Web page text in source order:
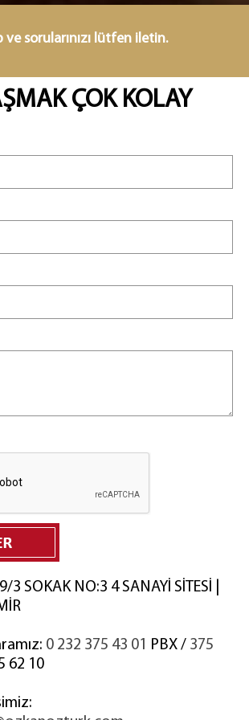
ve sorularınızı lütfen iletin.
ÇOK KOLAY
SOKAK NO:3 4 SANAYİ SİTESİ |
0 232 375 43 01 PBX / 375
62 10